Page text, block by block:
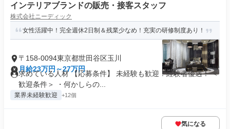
インテリアブランドの販売・接客スタッフ
株式会社ニーディック
女性活躍中！完全週休2日制＆残業少なめ！充実の研修制度あり！
〒158-0094東京都世田谷区玉川
月給23万円～27万円
求めている人材 【応募条件】 未経験も歓迎！経験者優遇！ ＜
歓迎条件＞ ・何かしらの...
業界未経験歓迎 +12個
気になる